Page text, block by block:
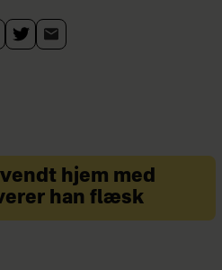
hjem med
han flæsk